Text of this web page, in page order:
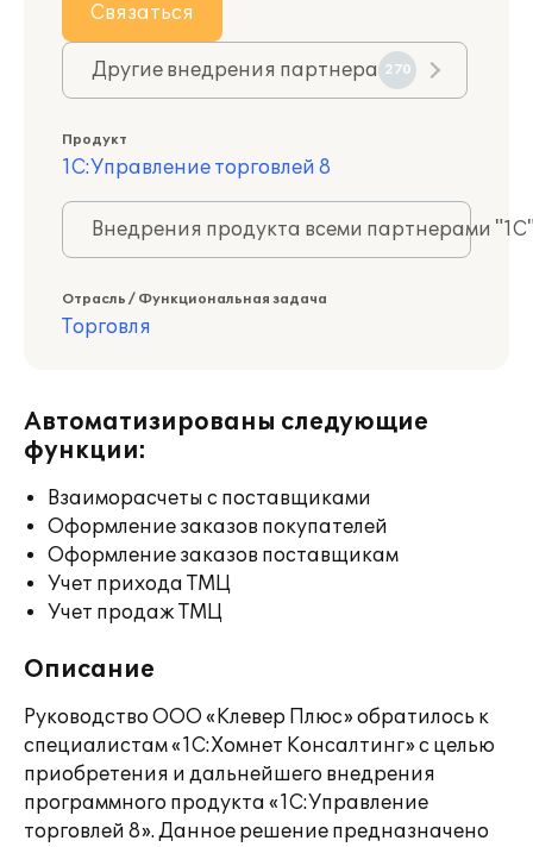
Связаться
Другие внедрения партнера 270
Продукт
1С:Управление торговлей 8
Внедрения продукта всеми партнерами
Отрасль / Функциональная задача
Торговля
Автоматизированы следующие
функции:
Взаиморасчеты с поставщиками
Оформление заказов покупателей
Оформление заказов поставщикам
Учет прихода ТМЦ
Учет продаж ТМЦ
Описание
Руководство ООО «Клевер Плюс» обратилось к
специалистам «1С:Хомнет Консалтинг» с целью
приобретения и дальнейшего внедрения
программного продукта «1С:Управление
торговлей 8». Данное решение предназначено